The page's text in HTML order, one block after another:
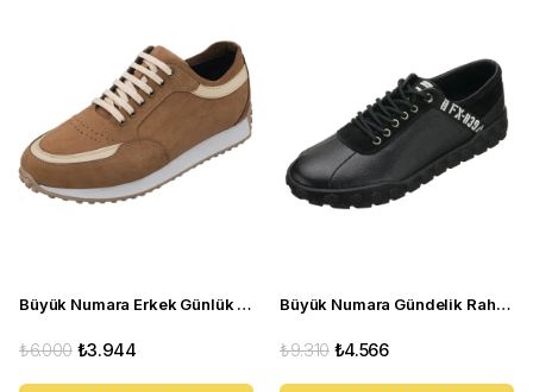
Büyük Numara Erkek Günlük Deri Spor Ayakkabı - YC2023 Kum
₺3.944
₺6.000
Büyük Numara Gündelik Rahat Erkek Spor Ayakkabı - YMR141 Siyah
₺4.566
₺9.310